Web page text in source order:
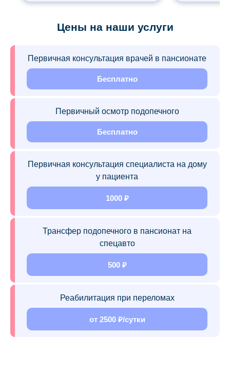
Цены на наши услуги
Первичная консультация врачей в пансионате
Бесплатно
Первичный осмотр подопечного
Бесплатно
Первичная консультация специалиста на дому
у пациента
1000 ₽
Трансфер подопечного в пансионат на
спецавто
500 ₽
Реабилитация при переломах
от 2500 ₽/сутки